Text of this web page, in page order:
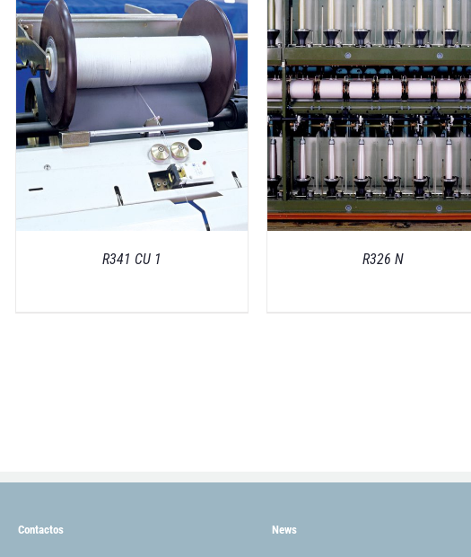
R341 CU 1
DETAILS
R326 N
DETAILS
Contactos News